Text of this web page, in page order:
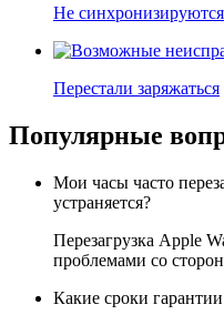
Не синхронизируются
Перестали заряжаться
Популярные
Мои часы часто
устраняется?
Перезагрузка Apple
проблемами со
Какие сроки